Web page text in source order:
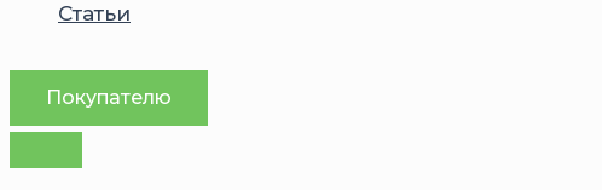
Статьи
Покупателю